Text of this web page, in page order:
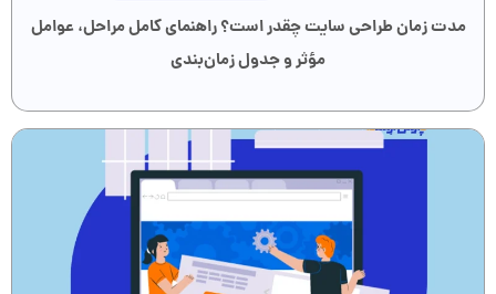
مدت زمان طراحی سایت چقدر است؟ راهنمای کامل مراحل، عوامل
مؤثر و جدول زمان‌بندی